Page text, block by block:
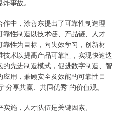
事故。
中，涂善东提出了可靠性制造理
性制造以技术链、产品链、人才
性为目标，向失效学习，创新材
术以提高产品可靠性，实现快速迭
先进制造模式，促进数字制造、智
用，兼顾安全及效能的可靠性目
享共赢、共同优秀”的价值观。
施，人才队伍是关键因素。